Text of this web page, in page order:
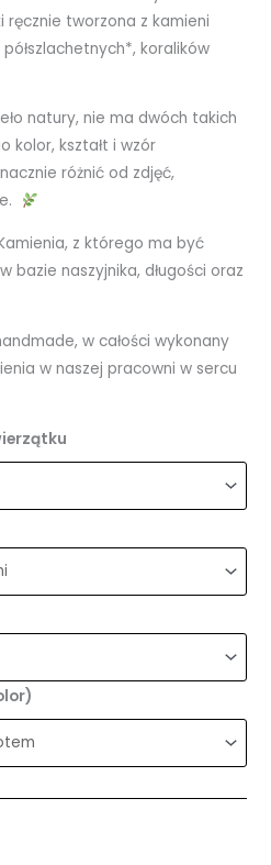
ręcznie tworzona z kamieni
koralików
natury, nie ma dwóch takich
kolor, kształt i wzór
różnić od zdjęć,
z którego ma być
bazie naszyjnika, długości oraz
w całości wykonany
w naszej pracowni w sercu